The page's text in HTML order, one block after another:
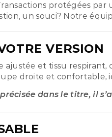
protégées par
un souci? Notre
VERSION
ajustée et tissu
droite et confortable,
dans le titre, il